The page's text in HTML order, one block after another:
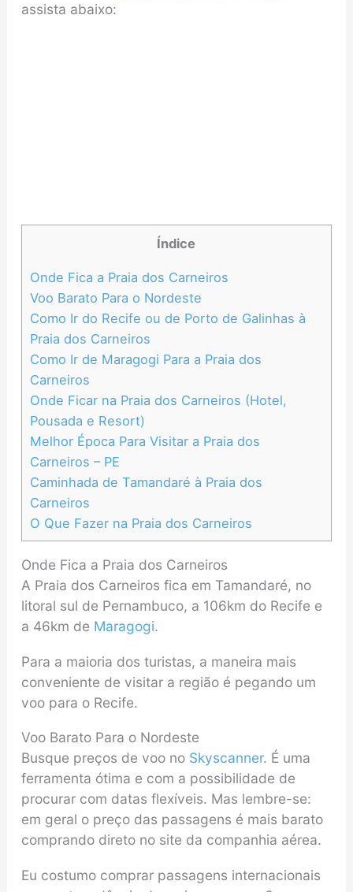
assista abaixo:
Índice
Onde Fica a Praia dos Carneiros
Voo Barato Para o Nordeste
Como Ir do Recife ou de Porto de Galinhas à
Praia dos Carneiros
Como Ir de Maragogi Para a Praia dos
Carneiros
Onde Ficar na Praia dos Carneiros (Hotel,
Pousada e Resort)
Melhor Época Para Visitar a Praia dos
Carneiros – PE
Caminhada de Tamandaré à Praia dos
Carneiros
O Que Fazer na Praia dos Carneiros
Onde Fica a Praia dos Carneiros
A Praia dos Carneiros fica em Tamandaré, no
litoral sul de Pernambuco, a 106km do Recife e
a 46km de Maragogi.
Para a maioria dos turistas, a maneira mais
conveniente de visitar a região é pegando um
voo para o Recife.
Voo Barato Para o Nordeste
Busque preços de voo no Skyscanner. É uma
ferramenta ótima e com a possibilidade de
procurar com datas flexíveis. Mas lembre-se:
em geral o preço das passagens é mais barato
comprando direto no site da companhia aérea.
Eu costumo comprar passagens internacionais